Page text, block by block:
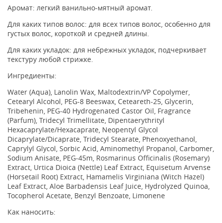
Аромат: легкий ванильно-мятный аромат.
Для каких типов волос: для всех типов волос, особенно для
густых волос, короткой и средней длины.
Для каких укладок: для небрежных укладок, подчеркивает
текстуру любой стрижке.
Ингредиенты:
Water (Aqua), Lanolin Wax, Maltodextrin/VP Copolymer,
Cetearyl Alcohol, PEG-8 Beeswax, Ceteareth-25, Glycerin,
Tribehenin, PEG-40 Hydrogenated Castor Oil, Fragrance
(Parfum), Tridecyl Trimellitate, Dipentaerythrityl
Hexacaprylate/Hexacaprate, Neopentyl Glycol
Dicaprylate/Dicaprate, Tridecyl Stearate, Phenoxyethanol,
Caprylyl Glycol, Sorbic Acid, Aminomethyl Propanol, Carbomer,
Sodium Anisate, PEG-45m, Rosmarinus Officinalis (Rosemary)
Extract, Urtica Dioica (Nettle) Leaf Extract, Equisetum Arvense
(Horsetail Root) Extract, Hamamelis Virginiana (Witch Hazel)
Leaf Extract, Aloe Barbadensis Leaf Juice, Hydrolyzed Quinoa,
Tocopherol Acetate, Benzyl Benzoate, Limonene
Как наносить: